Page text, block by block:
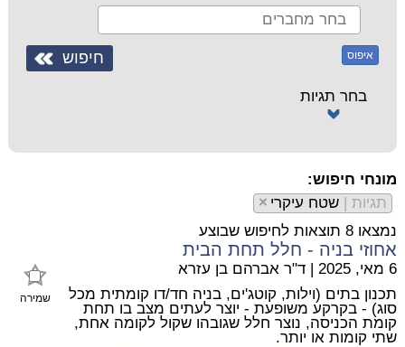
איפוס
בחר תגיות
מונחי חיפוש:
תגיות | שטח עיקרי ×
נמצאו 8 תוצאות לחיפוש שבוצע
אחוזי בניה - חלל תחת הבית
שמירה
6 מאי, 2025 | ד"ר אברהם בן עזרא
תכנון בתים (וילות, קוטג'ים, בניה חד/דו קומתית מכל
סוג) - בקרקע משופעת - יוצר לעתים מצב בו תחת
קומת הכניסה, נוצר חלל שגובהו שקול לקומה אחת,
שתי קומות או יותר.